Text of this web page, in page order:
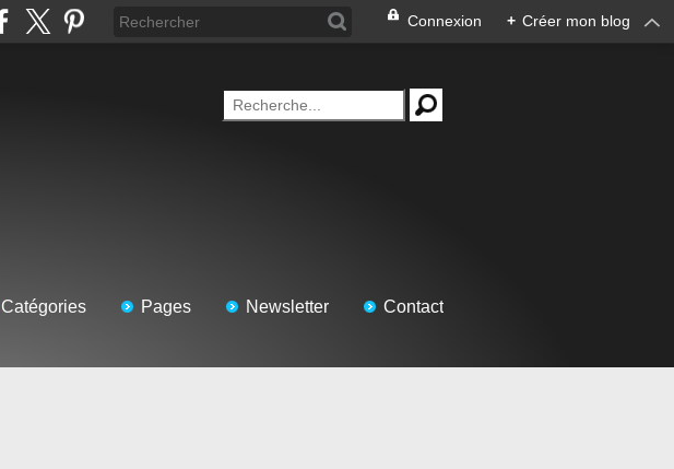
Connexion + Créer mon blog
Catégories Pages Newsletter Contact